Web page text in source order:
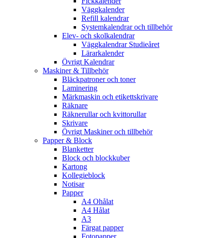
Väggkalender
Refill kalendrar
Systemkalendrar och tillbehör
Elev- och skolkalendrar
Väggkalendrar Studieåret
Lärarkalender
Övrigt Kalendrar
Maskiner & Tillbehör
Bläckpatroner och toner
Laminering
Märkmaskin och etikettskrivare
Räknare
Räknerullar och kvittorullar
Skrivare
Övrigt Maskiner och tillbehör
Papper & Block
Blanketter
Block och blockkuber
Kartong
Kollegieblock
Notisar
Papper
A4 Ohålat
A4 Hålat
A3
Färgat papper
Fotopapper